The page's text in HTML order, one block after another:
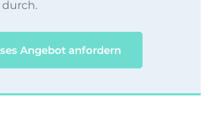
Angebot anfordern